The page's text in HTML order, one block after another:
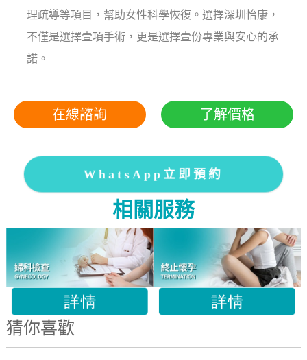
理疏導等項目，幫助女性科學恢復。選擇深圳怡康，
不僅是選擇壹項手術，更是選擇壹份專業與安心的承
諾。
在線諮詢 了解價格
WhatsApp立即預約
相關服務
猜你喜歡